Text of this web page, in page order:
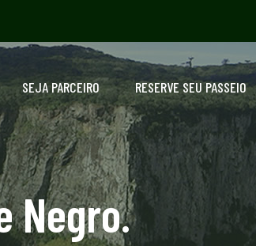
SEJA PARCEIRO RESERVE SEU PASSEIO
Negro.